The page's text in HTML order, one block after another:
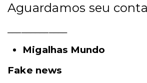
Aguardamos seu
Migalhas Mundo
Fake news